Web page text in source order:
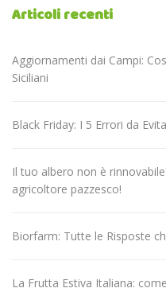
Articoli recenti
Aggiornamenti dai Campi:
Siciliani
Black Friday: I 5 Errori da
Il tuo albero non è
agricoltore pazzesco!
Biorfarm: Tutte le Risposte
La Frutta Estiva Italiana: